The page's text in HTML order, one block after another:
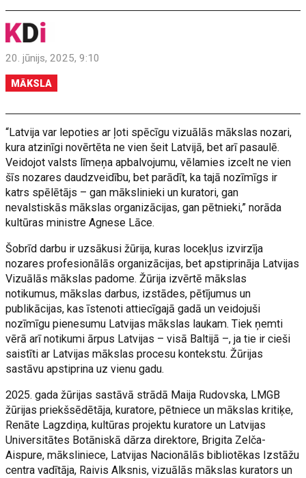
20. jūnijs, 2025, 9:10
MĀKSLA
“Latvija var lepoties ar ļoti spēcīgu vizuālās mākslas nozari,
kura atzinīgi novērtēta ne vien šeit Latvijā, bet arī pasaulē.
Veidojot valsts līmeņa apbalvojumu, vēlamies izcelt ne vien
šīs nozares daudzveidību, bet parādīt, ka tajā nozīmīgs ir
katrs spēlētājs – gan mākslinieki un kuratori, gan
nevalstiskās mākslas organizācijas, gan pētnieki,” norāda
kultūras ministre Agnese Lāce.
Šobrīd darbu ir uzsākusi žūrija, kuras locekļus izvirzīja
nozares profesionālās organizācijas, bet apstiprināja Latvijas
Vizuālās mākslas padome. Žūrija izvērtē mākslas
notikumus, mākslas darbus, izstādes, pētījumus un
publikācijas, kas īstenoti attiecīgajā gadā un veidojuši
nozīmīgu pienesumu Latvijas mākslas laukam. Tiek ņemti
vērā arī notikumi ārpus Latvijas – visā Baltijā –, ja tie ir cieši
saistīti ar Latvijas mākslas procesu kontekstu. Žūrijas
sastāvu apstiprina uz vienu gadu.
2025. gada žūrijas sastāvā strādā Maija Rudovska, LMGB
žūrijas priekšsēdētāja, kuratore, pētniece un mākslas kritiķe,
Renāte Lagzdiņa, kultūras projektu kuratore un Latvijas
Universitātes Botāniskā dārza direktore, Brigita Zelča-
Aispure, māksliniece, Latvijas Nacionālās bibliotēkas Izstāžu
centra vadītāja, Raivis Alksnis, vizuālās mākslas kurators un